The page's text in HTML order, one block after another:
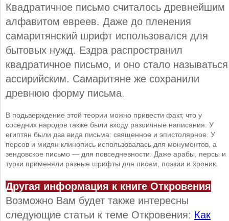
Квадратичное письмо считалось древнейшим
алфавитом евреев. Даже до пленения
самаритянский шрифт использовался для
бытовых нужд. Ездра распространил
квадратичное письмо, и оно стало называться
ассирийским. Самаритяне же сохранили
древнюю форму письма.
В подьверждение этой теории можно привести факт, что у
соседних народов также были входу разоичные написания. У
египтян были два вида письма: священное и эпистолярное. У
персов и мидян клинопись использовалась для монументов, а
зендовское письмо — для повседневности. Даже арабы, персы и
турки применяли разные шрифты для писем, поэзии и хроник.
Другая информация к книге Откровения
Возможно Вам будет также интересны
следующие статьи к теме Откровения: Как